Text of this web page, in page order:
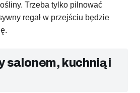
Trzeba tylko pilnować
regał w przejściu będzie
salonem, kuchnią i